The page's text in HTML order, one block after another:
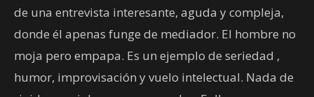
de una entrevista interesante, aguda y compleja,
donde él apenas funge de mediador. El hombre no
moja pero empapa. Es un ejemplo de seriedad ,
humor, improvisación y vuelo intelectual. Nada de